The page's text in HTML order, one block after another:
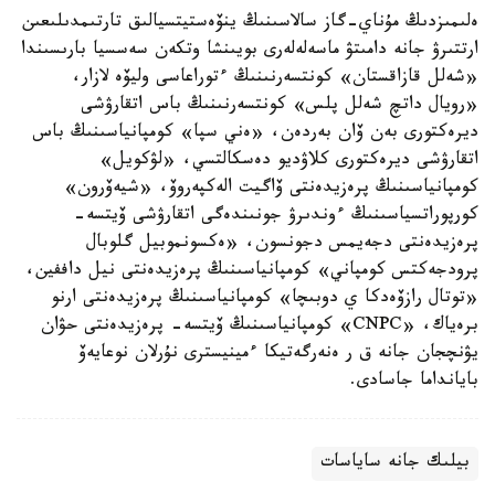
ەلىمىزدىڭ مۇناي-گاز سالاسىنىڭ ينۆەستيتسيالىق تارتىمدىلىعىن
ارتتىرۋ جانە دامىتۋ ماسەلەلەرى بويىنشا وتكەن سەسسيا بارىسىندا
«شەلل قازاقستان» كونتسەرنىنىڭ ءتوراعاسى وليۆە لازار،
«رويال داتچ شەلل پلس» كونتسەرنىنىڭ باس اتقارۋشى
ديرەكتورى بەن ۆان بەردەن، «ەني سپا» كومپانياسىنىڭ باس
اتقارۋشى ديرەكتورى كلاۋديو دەسكالتسي، «لۋكويل»
كومپانياسىنىڭ پرەزيدەنتى ۆاگيت الەكپەروۆ، «شيەۆرون»
كورپوراتسياسىنىڭ ءوندىرۋ جونىندەگى اتقارۋشى ۆيتسە-
پرەزيدەنتى دجەيمس دجونسون، «ەكسونموبيل گلوبال
پرودجەكتس كومپاني» كومپانياسىنىڭ پرەزيدەنتى نيل داففين،
«توتال رازۆەدكا ي دوبىچا» كومپانياسىنىڭ پرەزيدەنتى ارنو
برەياك، «CNPC» كومپانياسىنىڭ ۆيتسە- پرەزيدەنتى حۋان
يۋنچجان جانە ق ر ەنەرگەتيكا ءمينيسترى نۇرلان نوعايەۆ
بايانداما جاسادى.
بيلىك جانە ساياسات